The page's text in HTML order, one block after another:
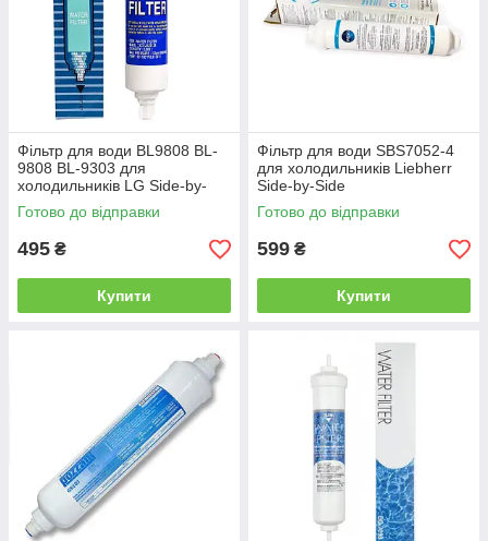
Фільтр для води BL9808 BL-
9808 BL-9303 для
холодильників LG Side-by-
Side
Готово до відправки
495 ₴
Купити
Фільтр для води SBS7052-4
для холодильників Liebherr
Side-by-Side
Готово до відправки
599 ₴
Купити